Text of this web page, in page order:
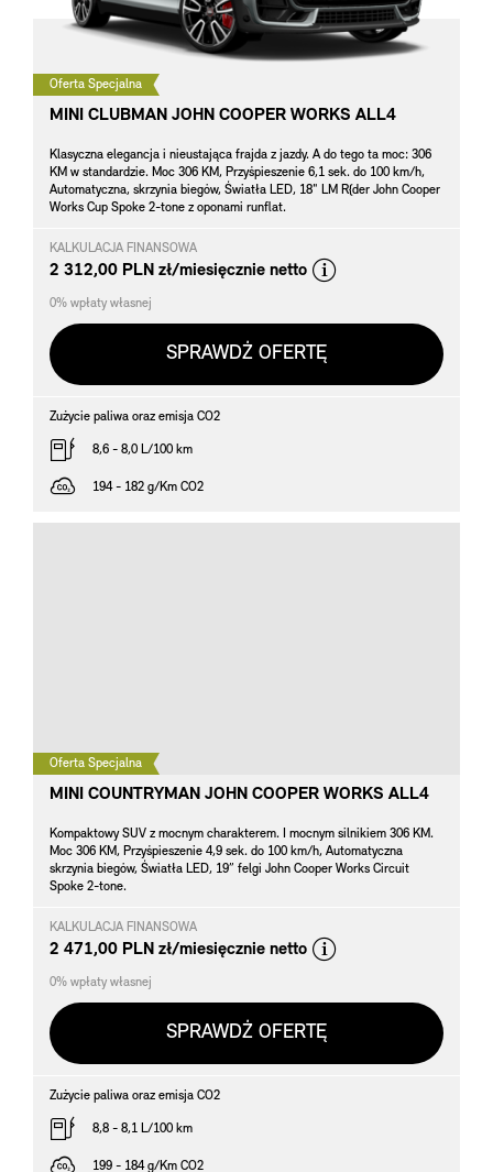
Oferta Specjalna
MINI CLUBMAN JOHN COOPER WORKS ALL4
Klasyczna elegancja i nieustająca frajda z jazdy. A do tego ta moc: 306
KM w standardzie. Moc 306 KM, Przyśpieszenie 6,1 sek. do 100 km/h,
Automatyczna, skrzynia biegów, Światła LED, 18" LM R{der John Cooper
Works Cup Spoke 2-tone z oponami runflat.
KALKULACJA FINANSOWA
2 312,00 PLN zł/miesięcznie netto
0% wpłaty własnej
SPRAWDŹ OFERTĘ
Zużycie paliwa oraz emisja CO2
8,6 - 8,0 L/100 km
194 - 182 g/Km CO2
Oferta Specjalna
MINI COUNTRYMAN JOHN COOPER WORKS ALL4
Kompaktowy SUV z mocnym charakterem. I mocnym silnikiem 306 KM.
Moc 306 KM, Przyśpieszenie 4,9 sek. do 100 km/h, Automatyczna
skrzynia biegów, Światła LED, 19” felgi John Cooper Works Circuit
Spoke 2-tone.
KALKULACJA FINANSOWA
2 471,00 PLN zł/miesięcznie netto
0% wpłaty własnej
SPRAWDŹ OFERTĘ
Zużycie paliwa oraz emisja CO2
8,8 - 8,1 L/100 km
199 - 184 g/Km CO2